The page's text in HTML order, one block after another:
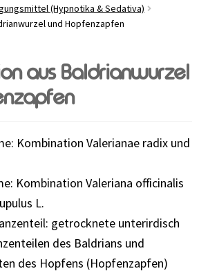
öffnen
(Hypnotika & Sedativa)
und Hopfenzapfen
aus Baldrianwurzel
Kombination Valerianae radix und
Kombination Valeriana officinalis
L.
getrocknete unterirdisch
des Baldrians und
des Hopfens (Hopfenzapfen)